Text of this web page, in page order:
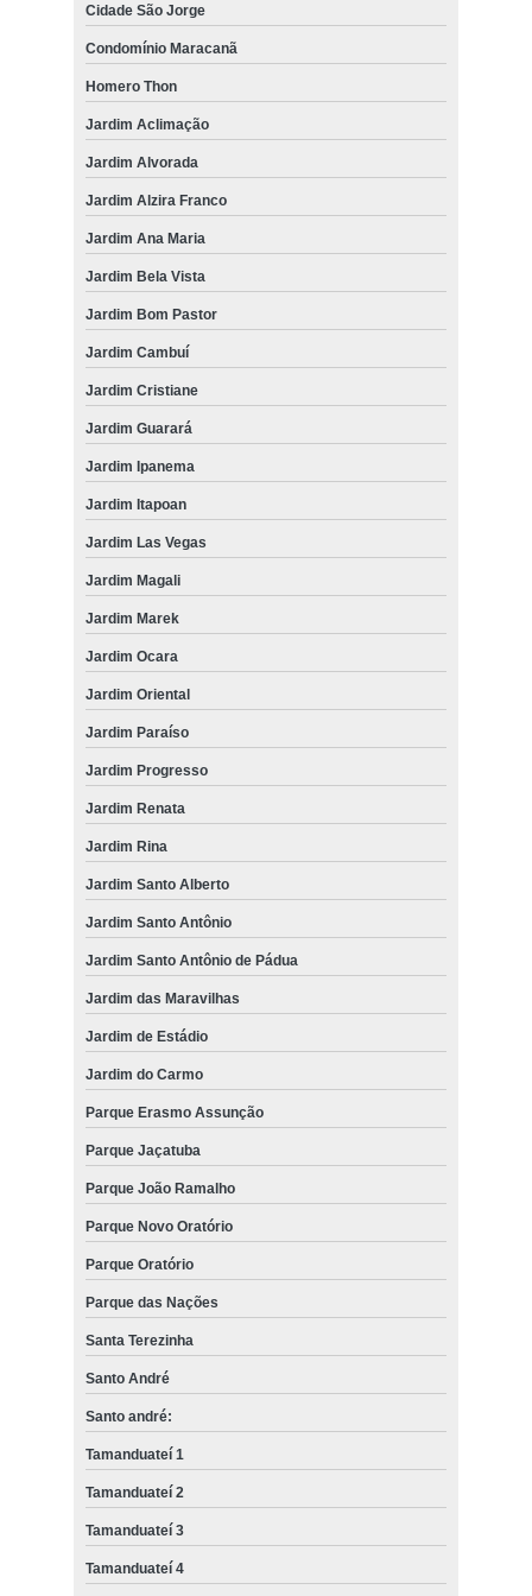
telefone para locações de caminhões muncks Santo André
caminhões com muncks para locações proximo Ermelino Matarazzo
empresa de caminhões tipo munck para locar Ponte Rasa
telefone para caminhões muncks de locação Centreville
telefone para caminhões muncks locar Jardim Guarapiranga
caminhões muncks de locações proximo Jardim Oliveira,
caminhões muncks locar proximo Vila Metalúrgica
telefone para locações de caminhões muncks Jardim Cambuí
Cidade São Jorge
Condomínio Maracanã
Homero Thon
Jardim Aclimação
Jardim Alvorada
Jardim Alzira Franco
Jardim Ana Maria
Jardim Bela Vista
Jardim Bom Pastor
Jardim Cambuí
Jardim Cristiane
Jardim Guarará
Jardim Ipanema
Jardim Itapoan
Jardim Las Vegas
Jardim Magali
Jardim Marek
Jardim Ocara
Jardim Oriental
Jardim Paraíso
Jardim Progresso
Jardim Renata
Jardim Rina
Jardim Santo Alberto
Jardim Santo Antônio
Jardim Santo Antônio de Pádua
Jardim das Maravilhas
Jardim de Estádio
Jardim do Carmo
Parque Erasmo Assunção
Parque Jaçatuba
Parque João Ramalho
Parque Novo Oratório
Parque Oratório
Parque das Nações
Santa Terezinha
Santo André
Santo andré:
Tamanduateí 1
Tamanduateí 2
Tamanduateí 3
Tamanduateí 4